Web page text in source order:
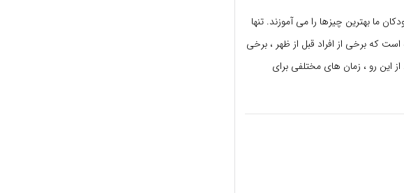
ما بهترین چیزها را می آموزند. تنها
که برخی از افراد قبل از ظهر ، برخی
این رو ، زمان های مختلفی برای